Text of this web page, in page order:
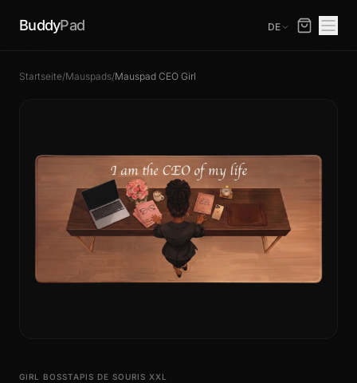
BuddyPad DE
Startseite/Mauspads/Mauspad CEO Girl
GIRL BOSSTAPIS DE SOURIS XXL